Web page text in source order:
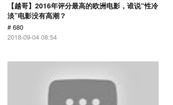
【越哥】2016年评分最高的欧洲电影，谁说“性冷
淡”电影没有高潮？
# 680
2018-09-04 08:54